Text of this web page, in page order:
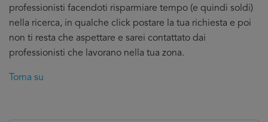
professionisti facendoti risparmiare tempo (e quindi soldi)
nella ricerca, in qualche click postare la tua richiesta e poi
non ti resta che aspettare e sarei contattato dai
professionisti che lavorano nella tua zona.
Torna su